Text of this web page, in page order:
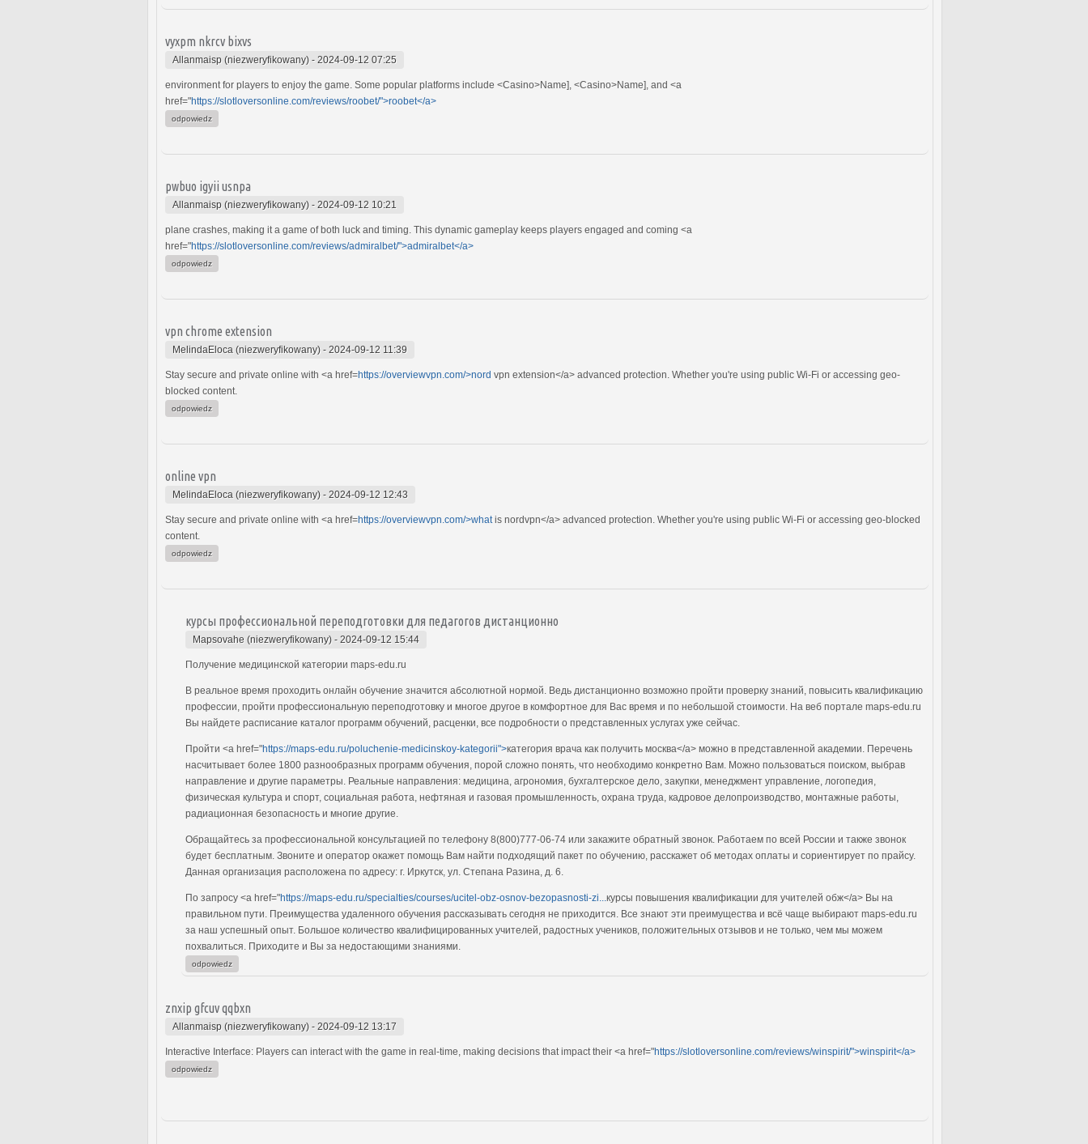
vyxpm nkrcv bixvs
Allanmaisp (niezweryfikowany) - 2024-09-12 07:25
environment for players to enjoy the game. Some popular platforms include <Casino>Name], <Casino>Name], and <a
href="https://slotloversonline.com/reviews/roobet/">roobet</a>
odpowiedz
pwbuo igyii usnpa
Allanmaisp (niezweryfikowany) - 2024-09-12 10:21
plane crashes, making it a game of both luck and timing. This dynamic gameplay keeps players engaged and coming <a
href="https://slotloversonline.com/reviews/admiralbet/">admiralbet</a>
odpowiedz
vpn chrome extension
MelindaEloca (niezweryfikowany) - 2024-09-12 11:39
Stay secure and private online with <a href=https://overviewvpn.com/>nord vpn extension</a> advanced protection. Whether you're using public Wi-Fi or accessing geo-
blocked content.
odpowiedz
online vpn
MelindaEloca (niezweryfikowany) - 2024-09-12 12:43
Stay secure and private online with <a href=https://overviewvpn.com/>what is nordvpn</a> advanced protection. Whether you're using public Wi-Fi or accessing geo-blocked
content.
odpowiedz
курсы профессиональной переподготовки для педагогов дистанционно
Mapsovahe (niezweryfikowany) - 2024-09-12 15:44
Получение медицинской категории maps-edu.ru
В реальное время проходить онлайн обучение значится абсолютной нормой. Ведь дистанционно возможно пройти проверку знаний, повысить квалификацию
профессии, пройти профессиональную переподготовку и многое другое в комфортное для Вас время и по небольшой стоимости. На веб портале maps-edu.ru
Вы найдете расписание каталог программ обучений, расценки, все подробности о представленных услугах уже сейчас.
Пройти <a href="https://maps-edu.ru/poluchenie-medicinskoy-kategorii">категория врача как получить москва</a> можно в представленной академии. Перечень
насчитывает более 1800 разнообразных программ обучения, порой сложно понять, что необходимо конкретно Вам. Можно пользоваться поиском, выбрав
направление и другие параметры. Реальные направления: медицина, агрономия, бухгалтерское дело, закупки, менеджмент управление, логопедия,
физическая культура и спорт, социальная работа, нефтяная и газовая промышленность, охрана труда, кадровое делопроизводство, монтажные работы,
радиационная безопасность и многие другие.
Обращайтесь за профессиональной консультацией по телефону 8(800)777-06-74 или закажите обратный звонок. Работаем по всей России и также звонок
будет бесплатным. Звоните и оператор окажет помощь Вам найти подходящий пакет по обучению, расскажет об методах оплаты и сориентирует по прайсу.
Данная организация расположена по адресу: г. Иркутск, ул. Степана Разина, д. 6.
По запросу <a href="https://maps-edu.ru/specialties/courses/ucitel-obz-osnov-bezopasnosti-zi... курсы повышения квалификации для учителей обж</a> Вы на
правильном пути. Преимущества удаленного обучения рассказывать сегодня не приходится. Все знают эти преимущества и всё чаще выбирают maps-edu.ru
за наш успешный опыт. Большое количество квалифицированных учителей, радостных учеников, положительных отзывов и не только, чем мы можем
похвалиться. Приходите и Вы за недостающими знаниями.
odpowiedz
znxip gfcuv qqbxn
Allanmaisp (niezweryfikowany) - 2024-09-12 13:17
Interactive Interface: Players can interact with the game in real-time, making decisions that impact their <a href="https://slotloversonline.com/reviews/winspirit/">winspirit</a>
odpowiedz